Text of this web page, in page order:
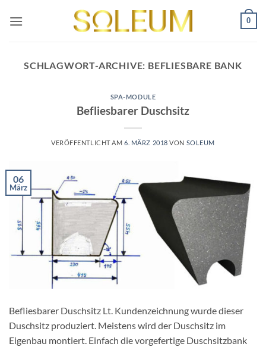
Inhalt
0
SCHLAGWORT-ARCHIVE: BEFLIESBARE BANK
SPA-MODULE
Befliesbarer Duschsitz
VERÖFFENTLICHT AM6. MÄRZ 2018 VON SOLEUM
06
März
Befliesbarer Duschsitz Lt. Kundenzeichnung wurde dieser
Duschsitz produziert. Meistens wird der Duschsitz im
Eigenbau montiert. Einfach die vorgefertige Duschsitzbank